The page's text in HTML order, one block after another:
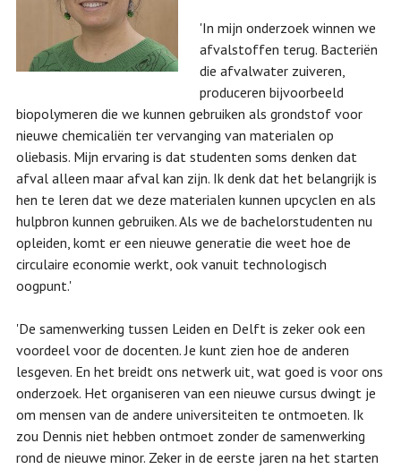
'In mijn onderzoek winnen we
afvalstoffen terug. Bacteriën
die afvalwater zuiveren,
produceren bijvoorbeeld
biopolymeren die we kunnen gebruiken als grondstof voor
nieuwe chemicaliën ter vervanging van materialen op
oliebasis. Mijn ervaring is dat studenten soms denken dat
afval alleen maar afval kan zijn. Ik denk dat het belangrijk is
hen te leren dat we deze materialen kunnen upcyclen en als
hulpbron kunnen gebruiken. Als we de bachelorstudenten nu
opleiden, komt er een nieuwe generatie die weet hoe de
circulaire economie werkt, ook vanuit technologisch
oogpunt.'
'De samenwerking tussen Leiden en Delft is zeker ook een
voordeel voor de docenten. Je kunt zien hoe de anderen
lesgeven. En het breidt ons netwerk uit, wat goed is voor ons
onderzoek. Het organiseren van een nieuwe cursus dwingt je
om mensen van de andere universiteiten te ontmoeten. Ik
zou Dennis niet hebben ontmoet zonder de samenwerking
rond de nieuwe minor. Zeker in de eerste jaren na het starten